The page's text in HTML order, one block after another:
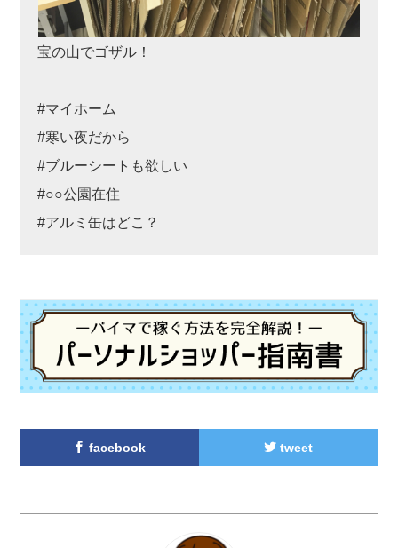
宝の山でゴザル！
#マイホーム
#寒い夜だから
#ブルーシートも欲しい
#○○公園在住
#アルミ缶はどこ？
facebook tweet